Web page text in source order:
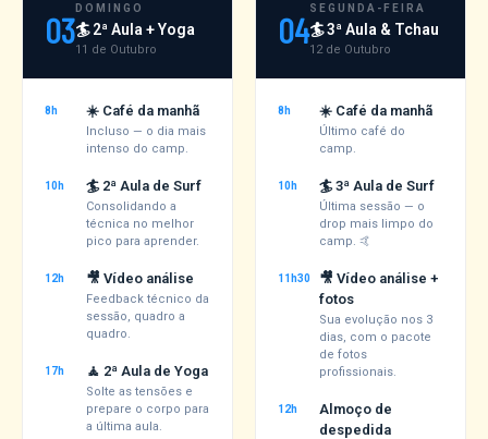
03
DOMINGO
🏄 2ª Aula + Yoga
11 de Outubro
8h ☀️ Café da manhã
Incluso — o dia mais
intenso do camp.
10h 🏄 2ª Aula de Surf
Consolidando a
técnica no melhor
pico para aprender.
12h 🎥 Vídeo análise
Feedback técnico da
sessão, quadro a
quadro.
17h 🧘 2ª Aula de Yoga
Solte as tensões e
prepare o corpo para
a última aula.
04
SEGUNDA-FEIRA
🏄 3ª Aula & Tchau
12 de Outubro
8h ☀️ Café da manhã
Último café do
camp.
10h 🏄 3ª Aula de Surf
Última sessão — o
drop mais limpo do
camp. 🤙
11h30
🎥 Vídeo análise +
fotos
Sua evolução nos 3
dias, com o pacote
de fotos
profissionais.
12h
Almoço de
despedida